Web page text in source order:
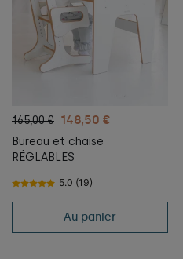
165,00 € 148,50 €
Bureau et chaise
RÉGLABLES
5.0 (19)
Au panier